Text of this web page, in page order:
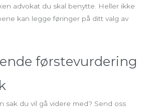
advokat du skal benytte. Heller ikke
kan legge føringer på ditt valg av
førstevurdering
sak du vil gå videre med? Send oss